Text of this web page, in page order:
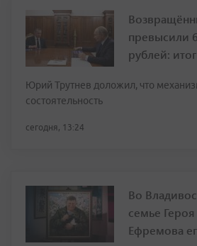
превысили
рублей:
Юрий Трутнев доложил, что
состоятельность
сегодня, 13:24
Во
семье
Ефремова